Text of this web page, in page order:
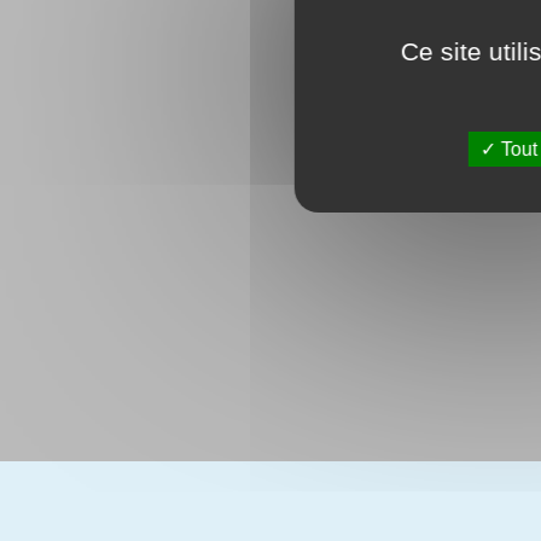
Ce site